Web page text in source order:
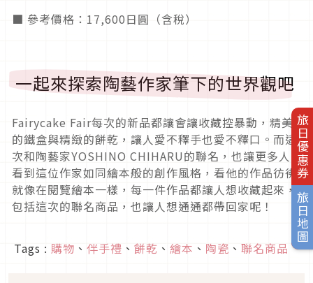
旅日優惠券
旅日地圖
■ 參考價格：17,600日圓（含稅）
一起來探索陶藝作家筆下的世界觀吧
Fairycake Fair每次的新品都讓會讓收藏控暴動，精美
的鐵盒與精緻的餅乾，讓人愛不釋手也愛不釋口。而這
次和陶藝家YOSHINO CHIHARU的聯名，也讓更多人
看到這位作家如同繪本般的創作風格，看他的作品彷彿
就像在閱覽繪本一樣，每一件作品都讓人想收藏起來，
包括這次的聯名商品，也讓人想通通都帶回家呢！
Tags : 購物 、 伴手禮 、 餅乾 、 繪本 、 陶瓷 、 聯名商品